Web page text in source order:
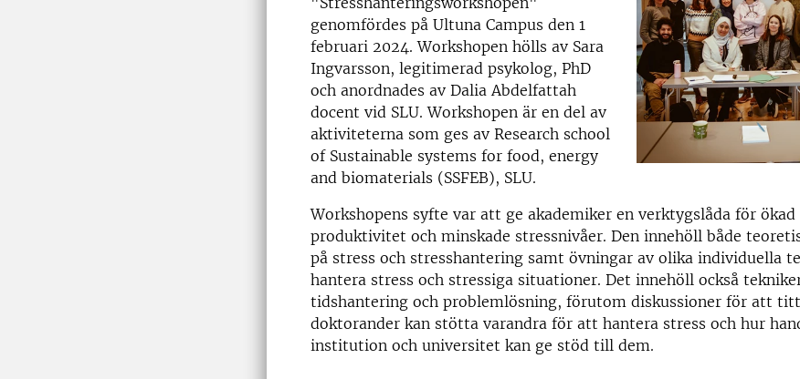
genomfördes på Ultuna Campus den 1
februari 2024. Workshopen hölls av Sara
Ingvarsson, legitimerad psykolog, PhD
och anordnades av Dalia Abdelfattah
docent vid SLU. Workshopen är en del av
aktiviteterna som ges av Research school
of Sustainable systems for food, energy
and biomaterials (SSFEB), SLU.
Workshopens syfte var att ge akademiker en verktygslåda för ökad
produktivitet och minskade stressnivåer. Den innehöll både
på stress och stresshantering samt övningar av olika individuella
hantera stress och stressiga situationer. Det innehöll också
tidshantering och problemlösning, förutom diskussioner för att
doktorander kan stötta varandra för att hantera stress och hur
institution och universitet kan ge stöd till dem.